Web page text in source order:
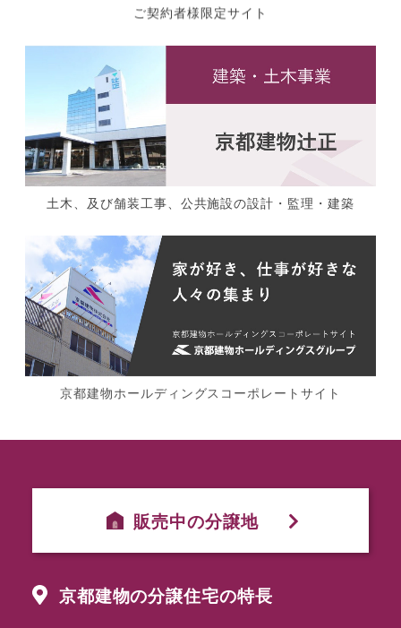
ご契約者様限定サイト
土木、及び舗装工事、公共施設の設計・監理・建築
京都建物ホールディングスコーポレートサイト
販売中の分譲地
京都建物の分譲住宅の特長